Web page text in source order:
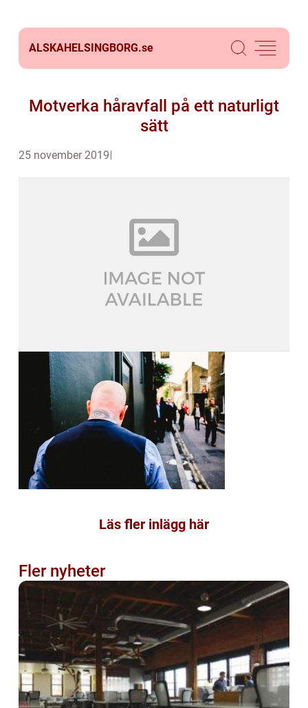
ALSKAHELSINGBORG.se
Motverka håravfall på ett naturligt
sätt
25 november 2019
Läs fler inlägg här
Fler nyheter